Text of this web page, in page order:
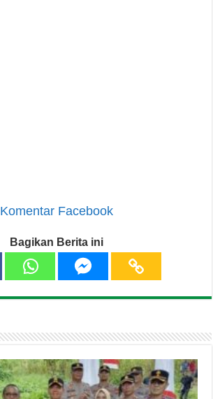
Komentar Facebook
Bagikan Berita ini